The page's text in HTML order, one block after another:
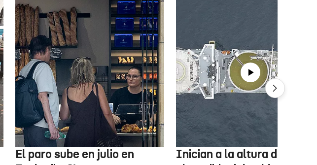
El paro sube en julio en
Inician a la altura de